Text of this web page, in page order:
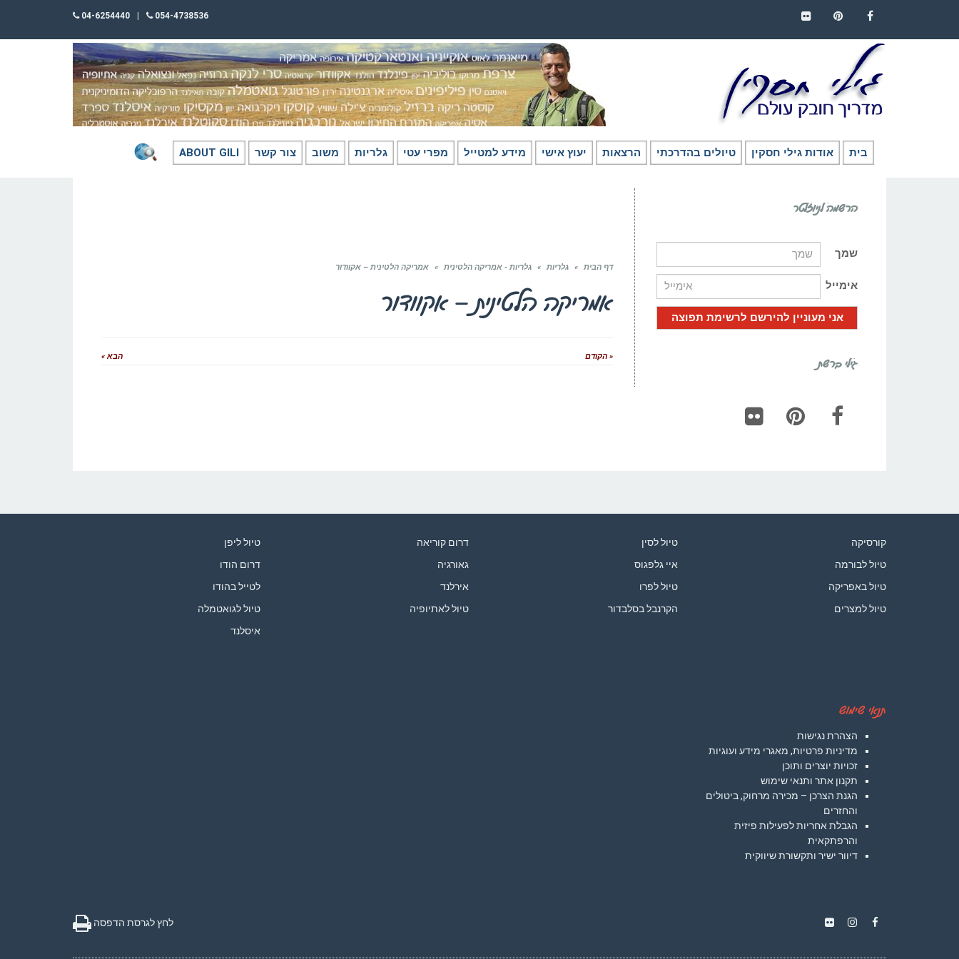
054-4738536
04-6254440
בית אודות גילי חסקין טיולים בהדרכתי הרצאות יעוץ אישי מידע למטייל מפרי עטי גלריות משוב צור קשר ABOUT GILI
דף הבית » גלריות » גלריות - אמריקה הלטינית » אמריקה הלטינית – אקוודור
אמריקה הלטינית – אקוודור
« הקודם הבא »
הרשמה לניוזלטר
שמך
אימייל
גילי ברשת
קורסיקה
טיול לבורמה
טיול באפריקה
טיול למצרים
טיול לסין
איי גלפגוס
טיול לפרו
הקרנבל בסלבדור
דרום קוריאה
גאורגיה
אירלנד
טיול לאתיופיה
טיול ליפן
דרום הודו
לטייל בהודו
טיול לגואטמלה
איסלנד
תנאי שימוש
הצהרת נגישות
מדיניות פרטיות, מאגרי מידע ועוגיות
זכויות יוצרים ותוכן
תקנון אתר ותנאי שימוש
הגנת הצרכן – מכירה מרחוק, ביטולים
והחזרים
הגבלת אחריות לפעילות פיזית
והרפתקאית
דיוור ישיר ותקשורת שיווקית
לחץ לגרסת הדפסה